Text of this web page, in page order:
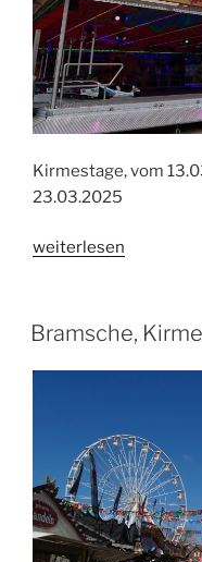
Kirmestage, vom
23.03.2025
„Bramsche,
weiterlesen
Bramsche,